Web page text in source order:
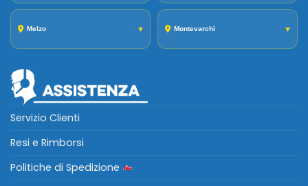
Melzo ▼ Montevarchi ▼
Servizio Clienti
Resi e Rimborsi
Politiche di Spedizione